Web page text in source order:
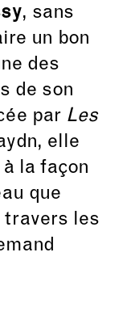
, sans
un bon
des
de son
par Les
elle
la façon
que
travers les